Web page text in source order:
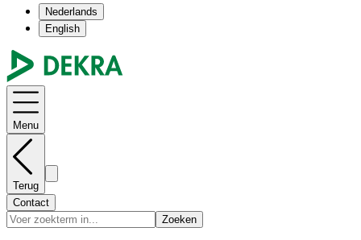
Nederlands
English
Menu
Terug
Contact
Zoeken